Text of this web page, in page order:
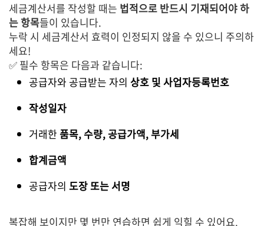
세금계산서를 작성할 때는 법적으로 반드시 기재되어야 하
는 항목들이 있습니다.
누락 시 세금계산서 효력이 인정되지 않을 수 있으니 주의하
세요!
✅ 필수 항목은 다음과 같습니다:
공급자와 공급받는 자의 상호 및 사업자등록번호
작성일자
거래한 품목, 수량, 공급가액, 부가세
합계금액
공급자의 도장 또는 서명
복잡해 보이지만 몇 번만 연습하면 쉽게 익힐 수 있어요.